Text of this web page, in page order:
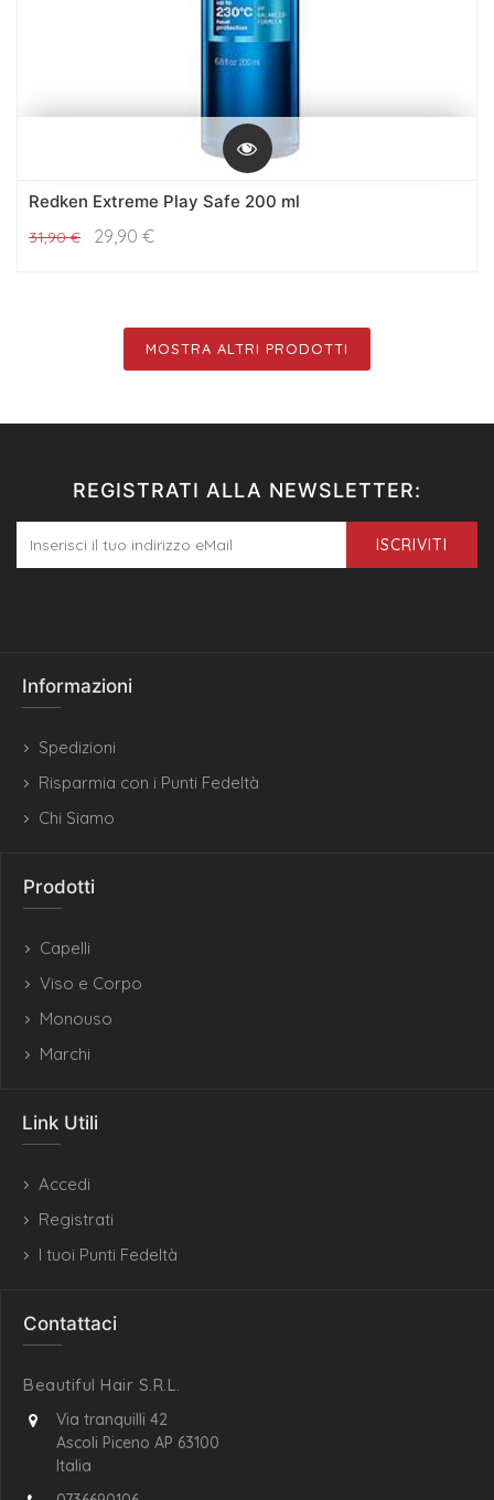
Redken Extreme Play Safe 200 ml
31,90€ 29,90 €
MOSTRA ALTRI PRODOTTI
REGISTRATI ALLA NEWSLETTER:
ISCRIVITI
Informazioni
Spedizioni
Risparmia con i Punti Fedeltà
Chi Siamo
Prodotti
Capelli
Viso e Corpo
Monouso
Marchi
Link Utili
Accedi
Registrati
I tuoi Punti Fedeltà
Contattaci
Beautiful Hair S.R.L.
Via tranquilli 42
Ascoli Piceno AP 63100
Italia